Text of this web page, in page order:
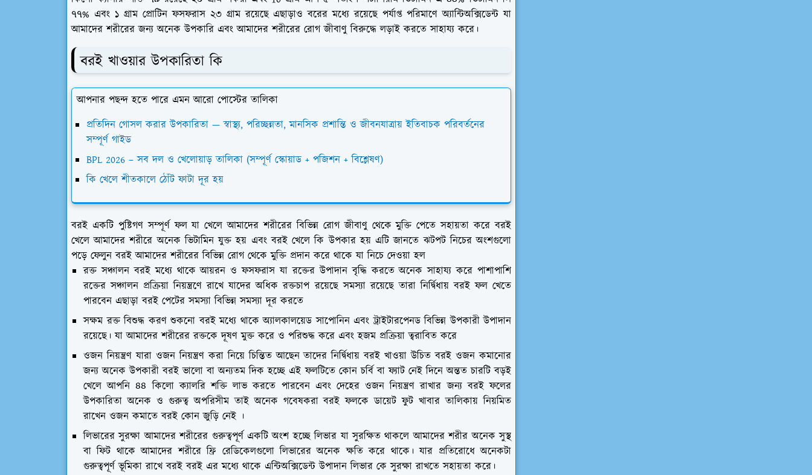
৭৭% এবং ১ গ্রাম প্রোটিন ফসফরাস ২৩ গ্রাম রয়েছে এছাড়াও বরের মধ্যে রয়েছে পর্যাপ্ত পরিমাণে অ্যান্টিঅক্সিডেন্ট যা
আমাদের শরীরের জন্য অনেক উপকারি এবং আমাদের শরীরের রোগ জীবাণু বিরুদ্ধে লড়াই করতে সাহায্য করে।
বরই খাওয়ার উপকারিতা কি
আপনার পছন্দ হতে পারে এমন আরো পোস্টের তালিকা
প্রতিদিন গোসল করার উপকারিতা — স্বাস্থ্য, পরিচ্ছন্নতা, মানসিক প্রশান্তি ও জীবনযাত্রায় ইতিবাচক পরিবর্তনের
সম্পূর্ণ গাইড
BPL 2026 – সব দল ও খেলোয়াড় তালিকা (সম্পূর্ণ স্কোয়াড + পজিশন + বিশ্লেষণ)
কি খেলে শীতকালে ঠোঁট ফাটা দূর হয়
বরই একটি পুষ্টিগণ সম্পূর্ণ ফল যা খেলে আমাদের শরীরের বিভিন্ন রোগ জীবাণু থেকে মুক্তি পেতে সহায়তা করে বরই
খেলে আমাদের শরীরে অনেক ভিটামিন যুক্ত হয় এবং বরই খেলে কি উপকার হয় এটি জানতে ঝটপট নিচের অংশগুলো
পড়ে ফেলুন বরই আমাদের শরীরের বিভিন্ন রোগ থেকে মুক্তি প্রদান করে থাকে যা নিচে দেওয়া হল
রক্ত সঞ্চালন বরই মধ্যে থাকে আয়রন ও ফসফরাস যা রক্তের উপাদান বৃদ্ধি করতে অনেক সাহায্য করে পাশাপাশি
রক্তের সঞ্চালন প্রক্রিয়া নিয়ন্ত্রণে রাখে যাদের অধিক রক্তচাপ রয়েছে সমস্যা রয়েছে তারা নির্দ্বিধায় বরই ফল খেতে
পারবেন এছাড়া বরই পেটের সমস্যা বিভিন্ন সমস্যা দূর করতে
সক্ষম রক্ত বিশুদ্ধ করণ শুকনো বরই মধ্যে থাকে অ্যালকালয়েড সাপোনিন এবং ট্রাইটারপেনড বিভিন্ন উপকারী উপাদান
রয়েছে। যা আমাদের শরীরের রক্তকে দূষণ মুক্ত করে ও পরিশুদ্ধ করে এবং হজম প্রক্রিয়া ত্বরাবিত করে
ওজন নিয়ন্ত্রণ যারা ওজন নিয়ন্ত্রণ করা নিয়ে চিন্তিত আছেন তাদের নির্দ্বিধায় বরই খাওয়া উচিত বরই ওজন কমানোর
জন্য অনেক উপকারী বরই ভালো বা অন্যতম দিক হচ্ছে এই ফলটিতে কোন চর্বি বা ফ্যাট নেই দিনে অন্তত চারটি বড়ই
খেলে আপনি ৪৪ কিলো ক্যালরি শক্তি লাভ করতে পারবেন এবং দেহের ওজন নিয়ন্ত্রণ রাখার জন্য বরই ফলের
উপকারিতা অনেক ও গুরুত্ব অপরিসীম তাই অনেক গবেষকরা বরই ফলকে ডায়েট ফুট খাবার তালিকায় নিয়মিত
রাখেন ওজন কমাতে বরই কোন জুড়ি নেই ।
লিভারের সুরক্ষা আমাদের শরীরের গুরুত্বপূর্ণ একটি অংশ হচ্ছে লিভার যা সুরক্ষিত থাকলে আমাদের শরীর অনেক সুস্থ
বা ফিট থাকে আমাদের শরীরে ফ্রি রেডিকেলগুলো লিভারের অনেক ক্ষতি করে থাকে। যার প্রতিরোধে অনেকটা
গুরুত্বপূর্ণ ভূমিকা রাখে বরই বরই এর মধ্যে থাকে এন্টিঅক্সিডেন্ট উপাদান লিভার কে সুরক্ষা রাখতে সহায়তা করে।